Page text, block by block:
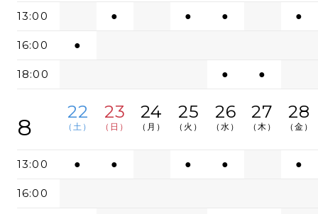
13:00 ● ● ● ●
16:00 ●
18:00 ● ●
8
22
（土）
23
（日）
24
（月）
25
（火）
26
（水）
27
（木）
28
（金）
13:00 ● ● ● ● ●
16:00